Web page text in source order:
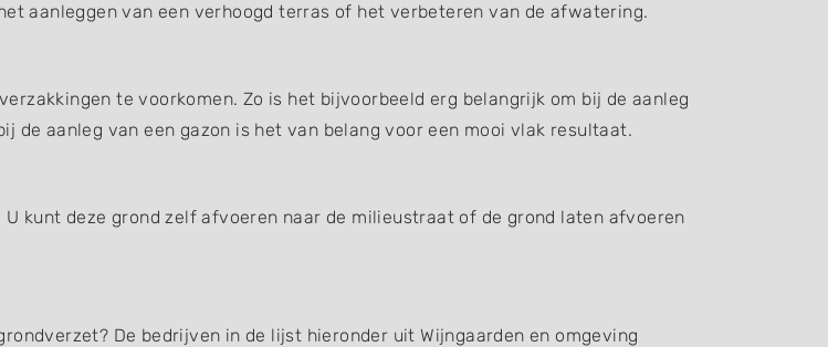
aanleggen van een verhoogd terras of het verbeteren van de afwatering.
te voorkomen. Zo is het bijvoorbeeld erg belangrijk om bij de aanleg
de aanleg van een gazon is het van belang voor een mooi vlak resultaat.
kunt deze grond zelf afvoeren naar de milieustraat of de grond laten afvoeren
De bedrijven in de lijst hieronder uit Wijngaarden en omgeving